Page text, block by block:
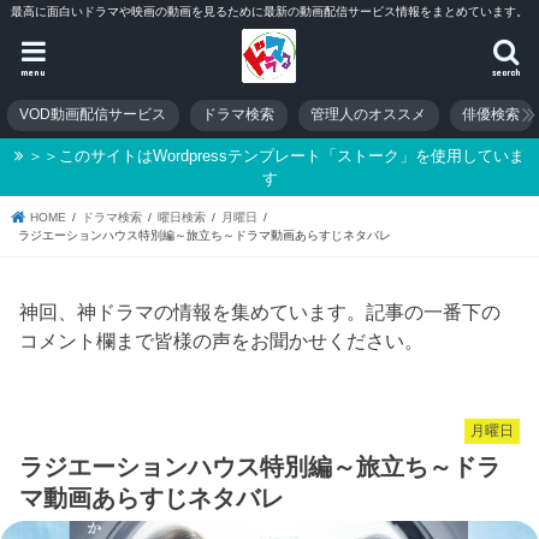
最高に面白いドラマや映画の動画を見るために最新の動画配信サービス情報をまとめています。
search
menu
VOD動画配信サービス ドラマ検索 管理人のオススメ 俳優検索
＞＞このサイトはWordpressテンプレート「ストーク」を使用していま
す
HOME ドラマ検索 曜日検索
月曜日
ラジエーションハウス特別編～旅立ち～ドラマ動画あらすじネタバレ
神回、神ドラマの情報を集めています。記事の一番下の
コメント欄まで皆様の声をお聞かせください。
月曜日
ラジエーションハウス特別編～旅立ち～ドラ
マ動画あらすじネタバレ